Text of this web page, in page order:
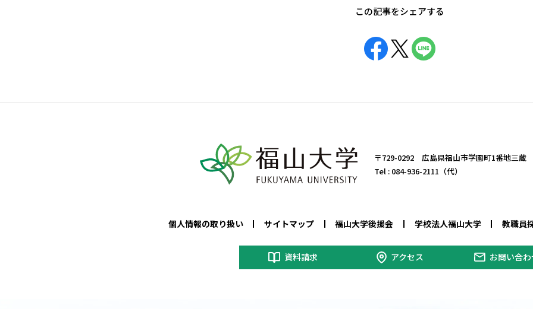
この記事をシェアする
〒729-0292 広島県福山市学園町1番地三蔵
Tel : 084-936-2111（代）
個人情報の取り扱い サイトマップ 福山大学後援会 学校法人福山大学 教職員
資料請求 アクセス お問い合わ